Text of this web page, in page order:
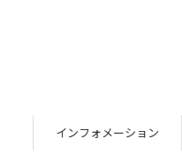
インフォメーション